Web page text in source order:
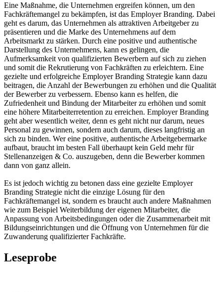
Eine Maßnahme, die Unternehmen ergreifen können, um den
Fachkräftemangel zu bekämpfen, ist das Employer Branding. Dabei
geht es darum, das Unternehmen als attraktiven Arbeitgeber zu
präsentieren und die Marke des Unternehmens auf dem
Arbeitsmarkt zu stärken. Durch eine positive und authentische
Darstellung des Unternehmens, kann es gelingen, die
Aufmerksamkeit von qualifizierten Bewerbern auf sich zu ziehen
und somit die Rekrutierung von Fachkräften zu erleichtern. Eine
gezielte und erfolgreiche Employer Branding Strategie kann dazu
beitragen, die Anzahl der Bewerbungen zu erhöhen und die Qualität
der Bewerber zu verbessern. Ebenso kann es helfen, die
Zufriedenheit und Bindung der Mitarbeiter zu erhöhen und somit
eine höhere Mitarbeiterretention zu erreichen. Employer Branding
geht aber wesentlich weiter, denn es geht nicht nur darum, neues
Personal zu gewinnen, sondern auch darum, dieses langfristig an
sich zu binden. Wer eine positive, authentische Arbeitgebermarke
aufbaut, braucht im besten Fall überhaupt kein Geld mehr für
Stellenanzeigen & Co. auszugeben, denn die Bewerber kommen
dann von ganz allein.
Es ist jedoch wichtig zu betonen dass eine gezielte Employer
Branding Strategie nicht die einzige Lösung für den
Fachkräftemangel ist, sondern es braucht auch andere Maßnahmen
wie zum Beispiel Weiterbildung der eigenen Mitarbeiter, die
Anpassung von Arbeitsbedingungen oder die Zusammenarbeit mit
Bildungseinrichtungen und die Öffnung von Unternehmen für die
Zuwanderung qualifizierter Fachkräfte.
Leseprobe